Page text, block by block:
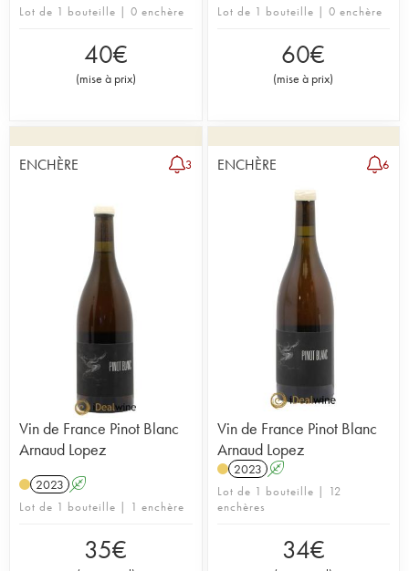
Lot de 1 bouteille | 0 enchère
40€
(mise à prix)
Lot de 1 bouteille | 0 enchère
60€
(mise à prix)
ENCHÈRE 3
Vin de France Pinot Blanc
Arnaud Lopez
2023 A
Lot de 1 bouteille | 1 enchère
35€
ENCHÈRE 6
Vin de France Pinot Blanc
Arnaud Lopez
2023 A
Lot de 1 bouteille | 12
enchères
34€